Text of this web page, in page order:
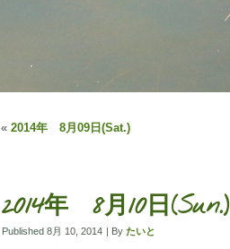
« 2014年 8月09日(Sat.)
2014年 8月10日(Sun.)
Published 8月 10, 2014 | By たいと